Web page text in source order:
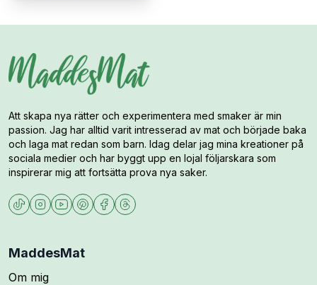
Att skapa nya rätter och experimentera med smaker är min
passion. Jag har alltid varit intresserad av mat och började baka
och laga mat redan som barn. Idag delar jag mina kreationer på
sociala medier och har byggt upp en lojal följarskara som
inspirerar mig att fortsätta prova nya saker.
MaddesMat
Om mig